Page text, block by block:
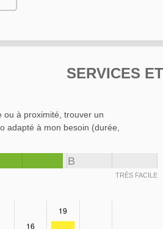
SERVICES
ou à proximité, trouver un
adapté à mon besoin (durée,
B
TRÈS FACILE